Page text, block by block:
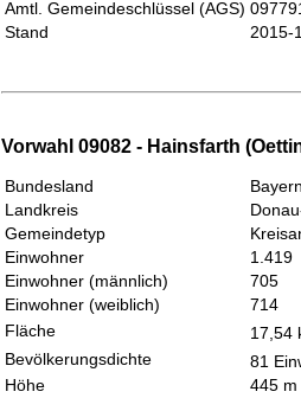
Amtl. Gemeindeschlüssel (AGS)
Stand
2015-
Vorwahl 09082 - Hainsfarth
Bundesland
Landkreis
Gemeindetyp
Einwohner
1.419
Einwohner (männlich)
705
Einwohner (weiblich)
714
Fläche
17,54
Bevölkerungsdichte
81
Höhe
445 m